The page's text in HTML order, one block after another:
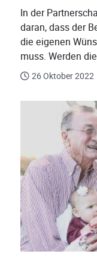
In der
daran, dass der
die eigenen
muss. Werden
26 Oktober 2022